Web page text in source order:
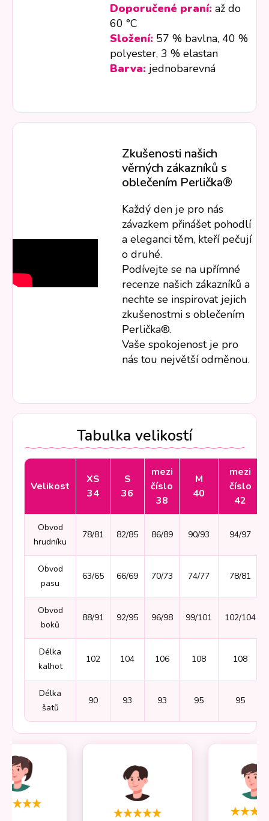
Doporučené praní: až do
60 °C
Složení: 57 % bavlna, 40 %
polyester, 3 % elastan
Barva: jednobarevná
Zkušenosti našich
věrných zákazníků s
oblečením Perlička®
Každý den je pro nás
závazkem přinášet pohodlí
a eleganci těm, kteří pečují
o druhé.
Podívejte se na upřímné
recenze našich zákazníků a
nechte se inspirovat jejich
zkušenostmi s oblečením
Perlička®.
Vaše spokojenost je pro
nás tou největší odměnou.
Tabulka velikostí
Velikost
XS
34
S
36
mezi
číslo
38
M
40
mezi
číslo
42
Obvod
hrudníku
78/81 82/85 86/89 90/93 94/97
Obvod
pasu
63/65 66/69 70/73 74/77 78/81
Obvod
boků
88/91 92/95 96/98 99/101 102/104
Délka
kalhot
102 104 106 108 108
Délka
šatů
90 93 93 95 95